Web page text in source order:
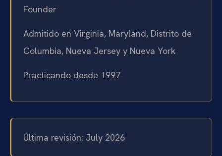
Founder
Admitido en Virginia, Maryland, Distrito de
Columbia, Nueva Jersey y Nueva York
Practicando desde 1997
Última revisión: July 2026